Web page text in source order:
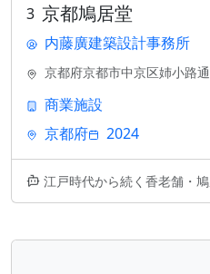
3 京都鳩居堂
内藤廣建築設計事務所
京都府京都市中京区姉小路
商業施設
京都府
2024
江戸時代から続く香老舗・鳩居堂の新社屋。設計は内藤廣建築設計事務所。京都の伝統的な町並みに